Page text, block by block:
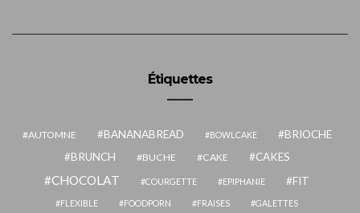
Étiquettes
AUTOMNE BANANABREAD BOWLCAKE
BRIOCHE
BRUNCH
BUCHE CAKE CAKES
CHOCOLAT COURGETTE EPIPHANIE FIT
FLEXIBLE FOODPORN FRAISES GALETTES